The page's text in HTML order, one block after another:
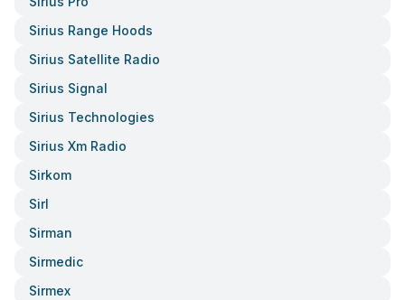
Sirius Range Hoods
Sirius Satellite Radio
Sirius Signal
Sirius Technologies
Sirius Xm Radio
Sirkom
Sirl
Sirman
Sirmedic
Sirmex